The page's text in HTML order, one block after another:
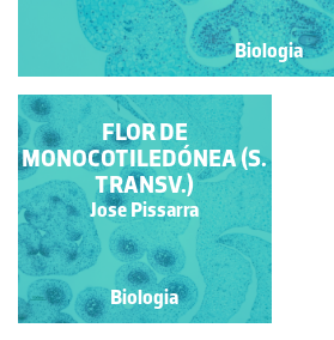
Biologia
ESTÓMIO DE ANTERA
DEISCENTE
Jose Pissarra
Biologia
FLOR DE
MONOCOTILEDÓNEA (S.
TRANSV.)
Jose Pissarra
Biologia